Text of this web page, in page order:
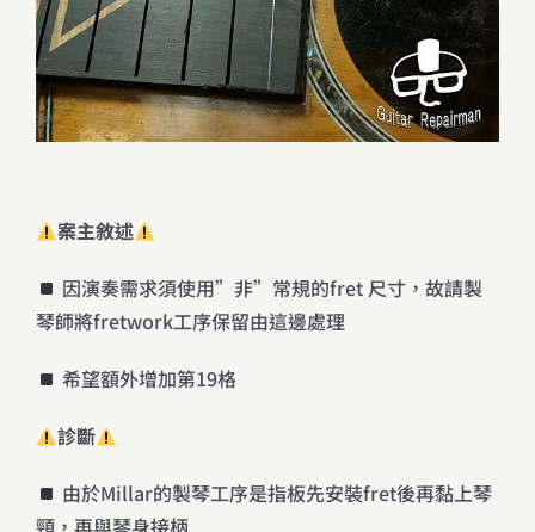
案主敘述
因演奏需求須使用”非”常規的fret 尺寸，故請製
琴師將fretwork工序保留由這邊處理
希望額外增加第19格
診斷
由於Millar的製琴工序是指板先安裝fret後再黏上琴
頸，再與琴身接柄